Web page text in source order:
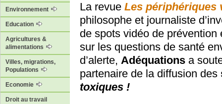
Environnement
Education
Agricultures &
alimentations
Villes, migrations,
Populations
Economie
Droit au travail
La revue Les périphériques
philosophe et journaliste
de spots vidéo de
sur les questions de santé
d’alerte, Adéquations a
partenaire de la diffusion des
toxiques !